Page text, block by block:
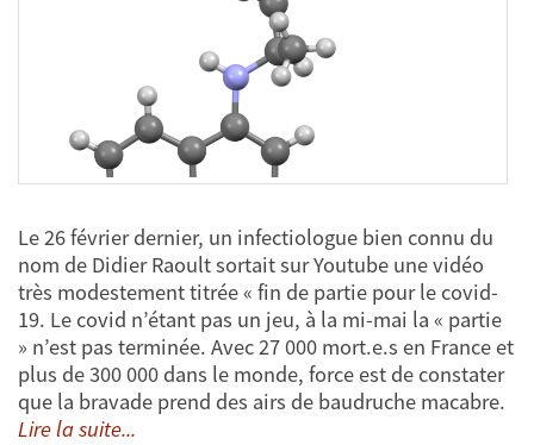
Le 26 février dernier, un infectiologue bien connu du
nom de Didier Raoult sortait sur Youtube une vidéo
très modestement titrée « fin de partie pour le covid-
19. Le covid n’étant pas un jeu, à la mi-mai la « partie
» n’est pas terminée. Avec 27 000 mort.e.s en France et
plus de 300 000 dans le monde, force est de constater
que la bravade prend des airs de baudruche macabre.
Lire la suite...